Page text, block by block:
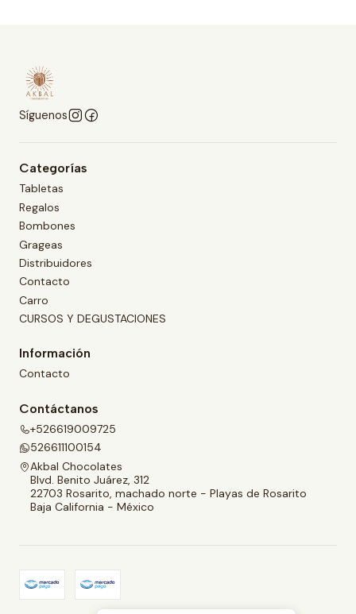
Síguenos
Categorías
Tabletas
Regalos
Bombones
Grageas
Distribuidores
Contacto
Carro
CURSOS Y DEGUSTACIONES
Información
Contacto
Contáctanos
+526619009725
526611100154
Akbal Chocolates
Blvd. Benito Juárez, 312
22703 Rosarito, machado norte - Playas de Rosarito
Baja California - México